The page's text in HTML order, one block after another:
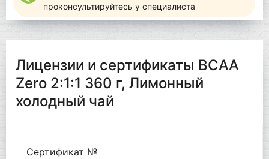
проконсультируйтесь у специалиста
Лицензии и сертификаты BCAA
Zero 2:1:1 360 г, Лимонный
холодный чай
Сертификат №